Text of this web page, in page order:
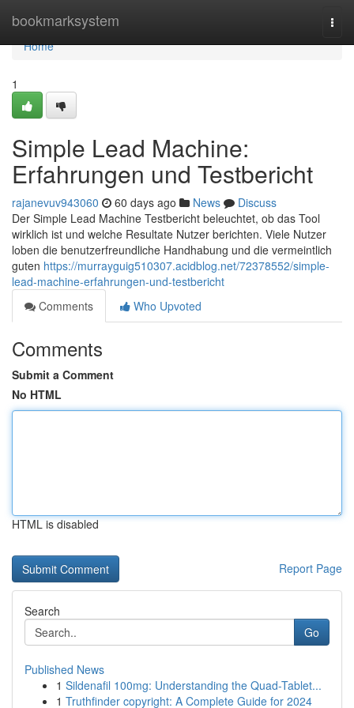
bookmarksystem
Home
Home
1
Simple Lead Machine:
Erfahrungen und Testbericht
rajanevuv943060 60 days ago News
Discuss
Der Simple Lead Machine Testbericht beleuchtet, ob das Tool
wirklich ist und welche Resultate Nutzer berichten. Viele Nutzer
loben die benutzerfreundliche Handhabung und die vermeintlich
guten https://murrayguig510307.acidblog.net/72378552/simple-
lead-machine-erfahrungen-und-testbericht
Comments
Who Upvoted
Comments
Submit a Comment
No HTML
HTML is disabled
Report Page
Search
Go
Published News
1 Sildenafil 100mg: Understanding the Quad-Tablet...
1 Truthfinder copyright: A Complete Guide for 2024